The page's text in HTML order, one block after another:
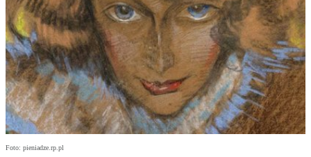
Foto: pieniadze.rp.pl